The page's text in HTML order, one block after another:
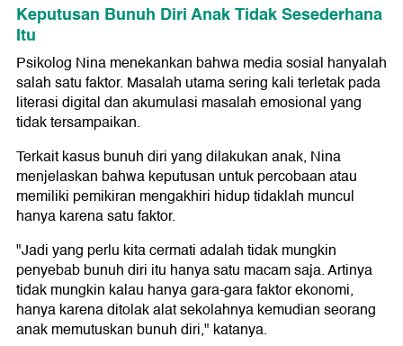
Keputusan Bunuh Diri Anak Tidak Sesederhana
Itu
Psikolog Nina menekankan bahwa media sosial hanyalah
salah satu faktor. Masalah utama sering kali terletak pada
literasi digital dan akumulasi masalah emosional yang
tidak tersampaikan.
Terkait kasus bunuh diri yang dilakukan anak, Nina
menjelaskan bahwa keputusan untuk percobaan atau
memiliki pemikiran mengakhiri hidup tidaklah muncul
hanya karena satu faktor.
"Jadi yang perlu kita cermati adalah tidak mungkin
penyebab bunuh diri itu hanya satu macam saja. Artinya
tidak mungkin kalau hanya gara-gara faktor ekonomi,
hanya karena ditolak alat sekolahnya kemudian seorang
anak memutuskan bunuh diri," katanya.